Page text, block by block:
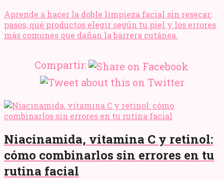
Aprende a hacer la doble limpieza facial sin resecar:
pasos, qué productos elegir según tu piel y los errores
más comunes que dañan la barrera cutánea.
Compartir:
Niacinamida, vitamina C y retinol:
cómo combinarlos sin errores en tu
rutina facial